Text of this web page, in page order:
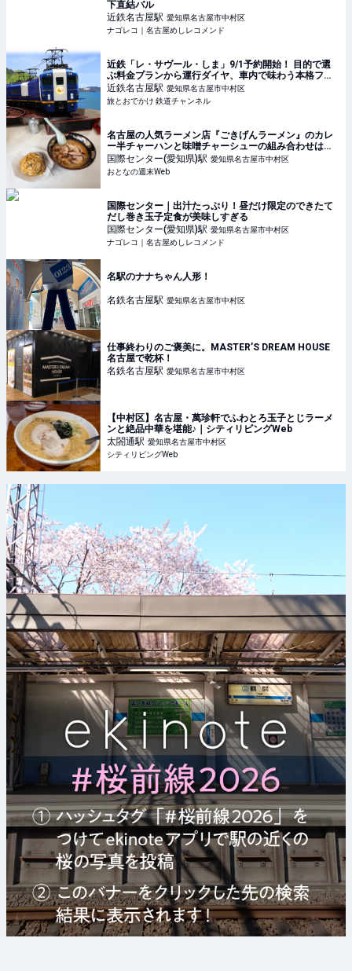
下直結バル
近鉄名古屋駅 愛知県名古屋市中村区
ナゴレコ｜名古屋めしレコメンド
近鉄「レ・サヴール・しま」9/1予約開始！ 目的で選
ぶ料金プランから運行ダイヤ、車内で味わう本格フレ
ンチまで解説【2026年11月デビュー】 | 旅とおでかけ
鉄道チャンネル
近鉄名古屋駅 愛知県名古屋市中村区
旅とおでかけ 鉄道チャンネル
名古屋の人気ラーメン店『ごきげんラーメン』のカレ
ー半チャーハンと味噌チャーシューの組み合わせは大
正解！
国際センター(愛知県)駅 愛知県名古屋市中村区
おとなの週末Web
国際センター｜出汁たっぷり！昼だけ限定のできたて
だし巻き玉子定食が美味しすぎる
国際センター(愛知県)駅 愛知県名古屋市中村区
ナゴレコ｜名古屋めしレコメンド
名駅のナナちゃん人形！
名鉄名古屋駅 愛知県名古屋市中村区
仕事終わりのご褒美に。MASTER’S DREAM HOUSE
名古屋で乾杯！
名鉄名古屋駅 愛知県名古屋市中村区
【中村区】名古屋・萬珍軒でふわとろ玉子とじラーメ
ンと絶品中華を堪能♪｜シティリビングWeb
太閤通駅 愛知県名古屋市中村区
シティリビングWeb